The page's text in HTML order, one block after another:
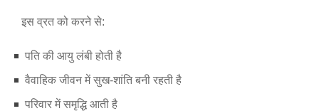
इस व्रत को करने से:
पति की आयु लंबी होती है
वैवाहिक जीवन में सुख-शांति बनी रहती है
परिवार में समृद्धि आती है